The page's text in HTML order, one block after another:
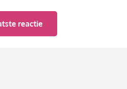
reactie